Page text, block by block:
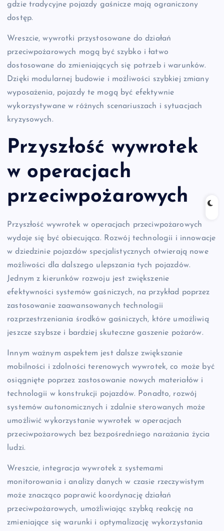
gdzie tradycyjne pojazdy gaśnicze mają ograniczony
dostęp.
Wreszcie, wywrotki przystosowane do działań
przeciwpożarowych mogą być szybko i łatwo
dostosowane do zmieniających się potrzeb i warunków.
Dzięki modularnej budowie i możliwości szybkiej zmiany
wyposażenia, pojazdy te mogą być efektywnie
wykorzystywane w różnych scenariuszach i sytuacjach
kryzysowych.
Przyszłość wywrotek
w operacjach
przeciwpożarowych
Przyszłość wywrotek w operacjach przeciwpożarowych
wydaje się być obiecująca. Rozwój technologii i innowacje
w dziedzinie pojazdów specjalistycznych otwierają nowe
możliwości dla dalszego ulepszania tych pojazdów.
Jednym z kierunków rozwoju jest zwiększenie
efektywności systemów gaśniczych, na przykład poprzez
zastosowanie zaawansowanych technologii
rozprzestrzeniania środków gaśniczych, które umożliwią
jeszcze szybsze i bardziej skuteczne gaszenie pożarów.
Innym ważnym aspektem jest dalsze zwiększanie
mobilności i zdolności terenowych wywrotek, co może być
osiągnięte poprzez zastosowanie nowych materiałów i
technologii w konstrukcji pojazdów. Ponadto, rozwój
systemów autonomicznych i zdalnie sterowanych może
umożliwić wykorzystanie wywrotek w operacjach
przeciwpożarowych bez bezpośredniego narażania życia
ludzi.
Wreszcie, integracja wywrotek z systemami
monitorowania i analizy danych w czasie rzeczywistym
może znacząco poprawić koordynację działań
przeciwpożarowych, umożliwiając szybką reakcję na
zmieniające się warunki i optymalizację wykorzystania